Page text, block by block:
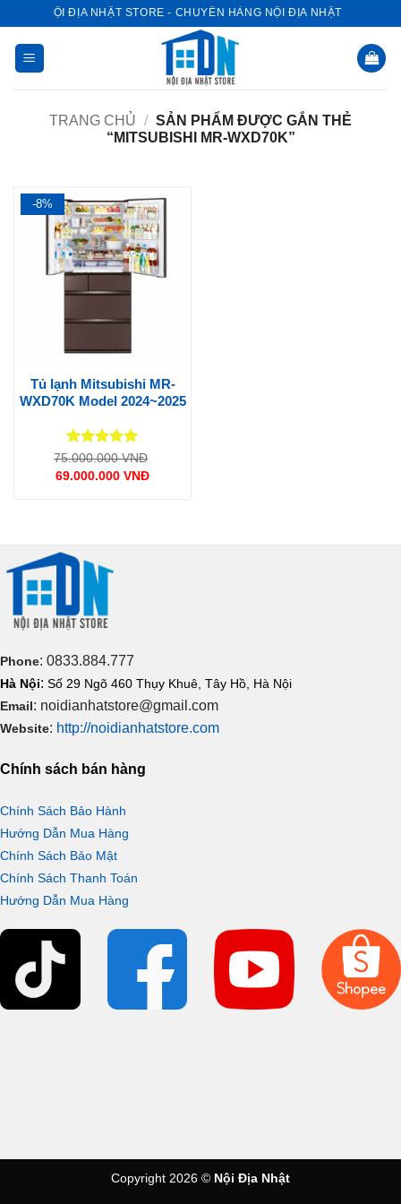
dung
NỘI ĐỊA NHẬT STORE - CHUYÊN HÀNG NỘI ĐỊA NHẬT
TRANG CHỦ / SẢN PHẨM ĐƯỢC GẮN THẺ
“MITSUBISHI MR-WXD70K”
-8%
Tủ lạnh Mitsubishi MR-
WXD70K Model 2024~2025
Được xếp
hạng55
75.000.000VNĐ
69.000.000 VNĐ
Phone: 0833.884.777
Hà Nội: Số 29 Ngõ 460 Thụy Khuê, Tây Hồ, Hà Nội
Email: noidianhatstore@gmail.com
Website: http://noidianhatstore.com
Chính sách bán hàng
Chính Sách Bảo Hành
Hướng Dẫn Mua Hàng
Chính Sách Bảo Mật
Chính Sách Thanh Toán
Hướng Dẫn Mua Hàng
Copyright 2026 © Nội Địa Nhật